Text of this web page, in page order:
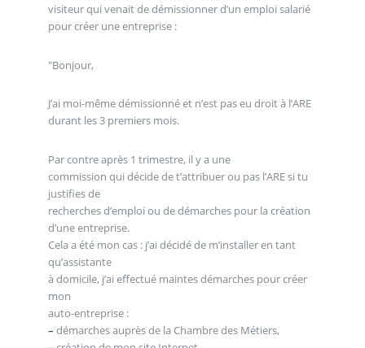
visiteur qui venait de démissionner d’un emploi salarié
pour créer une entreprise :
"Bonjour,
J’ai moi-même démissionné et n’est pas eu droit à l’ARE
durant les 3 premiers mois.
Par contre après 1 trimestre, il y a une
commission qui décide de t’attribuer ou pas l’ARE si tu
justifies de
recherches d’emploi ou de démarches pour la création
d’une entreprise.
Cela a été mon cas : j’ai décidé de m’installer en tant
qu’assistante
à domicile, j’ai effectué maintes démarches pour créer
mon
auto-entreprise :
– démarches auprès de la Chambre des Métiers,